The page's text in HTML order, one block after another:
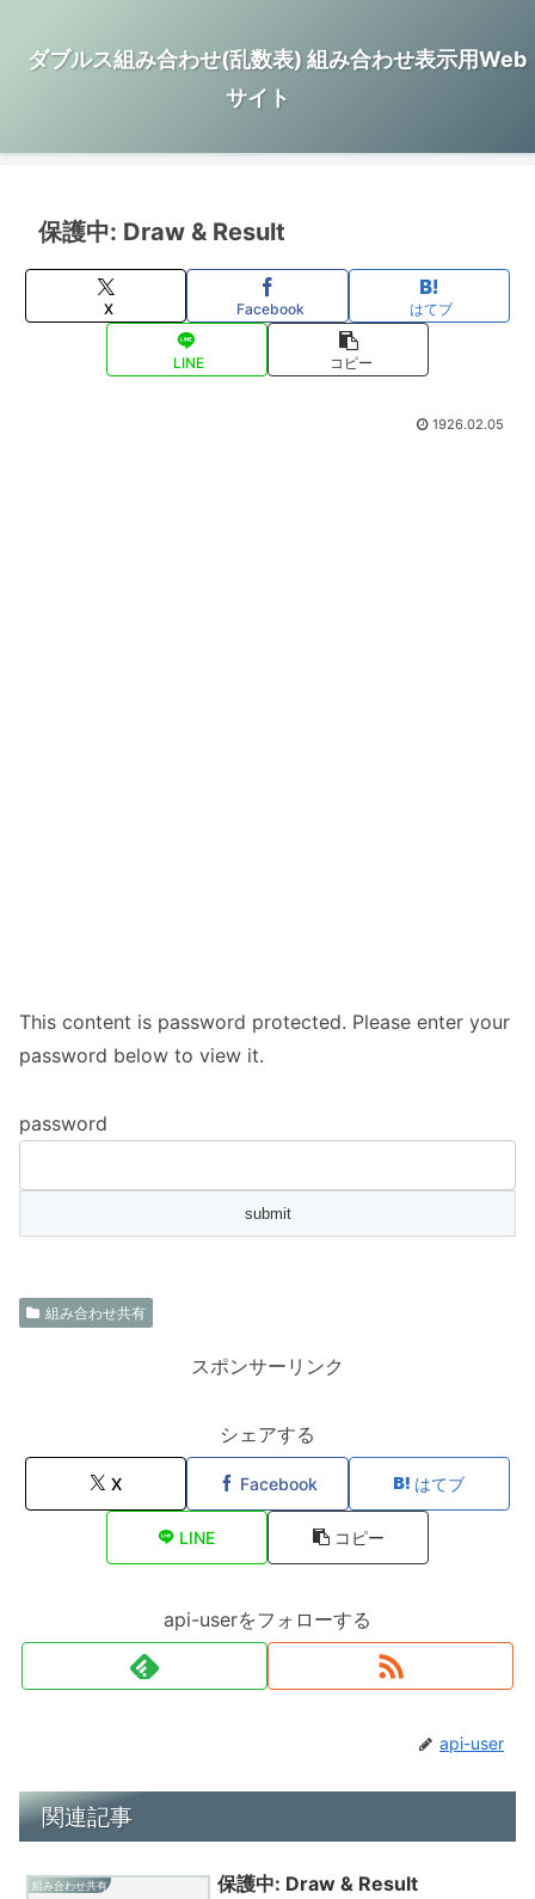
ダブルス組み合わせ(乱数表) 組み合わせ表示用Web
サイト
保護中: Draw & Result
X Facebook はてブ
LINE コピー
1926.02.05
This content is password protected. Please enter your
password below to view it.
password
組み合わせ共有
スポンサーリンク
シェアする
X Facebook はてブ
LINE コピー
api-userをフォローする
api-user
関連記事
組み合わせ共有 保護中: Draw & Result